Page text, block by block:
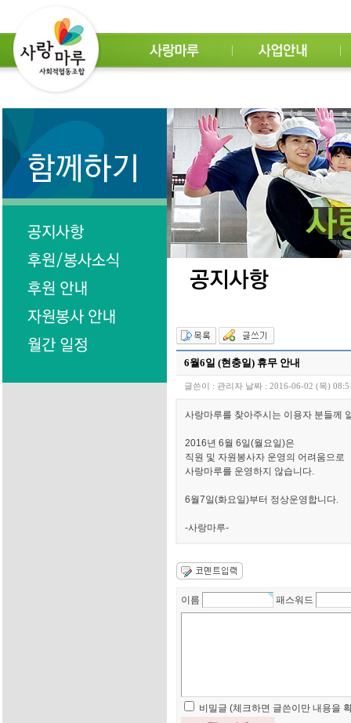
6월6일 (현충일) 휴무 안내
글쓴이 : 관리자 날짜 : 2016-06-02 (목)
사랑마루를 찾아주시는 이용자 분들께
2016년 6월 6일(월요일)은
직원 및 자원봉사자 운영의 어려움으로
사랑마루를 운영하지 않습니다.
6월7일(화요일)부터 정상운영합니다.
-사랑마루-
이름 패스워드
비밀글 (체크하면 글쓴이만 내용을